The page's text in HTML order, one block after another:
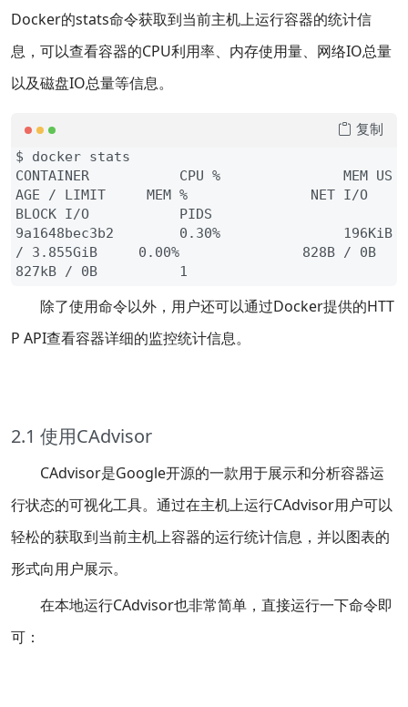
Docker的stats命令获取到当前主机上运行容器的统计信
息，可以查看容器的CPU利用率、内存使用量、网络IO总量
以及磁盘IO总量等信息。
$ docker stats
CONTAINER           CPU %               MEM US
AGE / LIMIT     MEM %               NET I/O
BLOCK I/O           PIDS
9a1648bec3b2        0.30%               196KiB
/ 3.855GiB     0.00%               828B / 0B
827kB / 0B          1
复制
除了使用命令以外，用户还可以通过Docker提供的HTT
P API查看容器详细的监控统计信息。
2.1 使用CAdvisor
CAdvisor是Google开源的一款用于展示和分析容器运
行状态的可视化工具。通过在主机上运行CAdvisor用户可以
轻松的获取到当前主机上容器的运行统计信息，并以图表的
形式向用户展示。
在本地运行CAdvisor也非常简单，直接运行一下命令即
可：